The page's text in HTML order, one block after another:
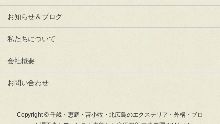
お知らせ＆ブログ
私たちについて
会社概要
お問い合わせ
Copyright © 千歳・恵庭・苫小牧・北広島のエクステリア・外構・ブロ